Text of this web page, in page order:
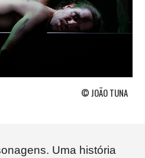
© JOÃO TUNA
Uma história